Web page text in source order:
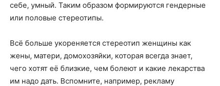
себе, умный. Таким образом формируются гендерные
или половые стереотипы.
Всё больше укореняется стереотип женщины как
жены, матери, домохозяйки, которая всегда знает,
чего хотят её близкие, чем болеют и какие лекарства
им надо дать. Вспомните, например, рекламу